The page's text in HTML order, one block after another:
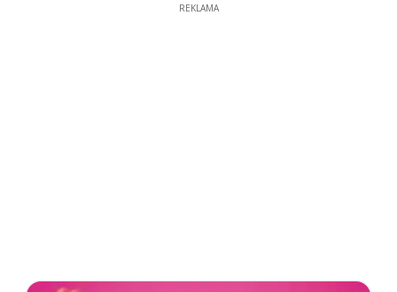
REKLAMA